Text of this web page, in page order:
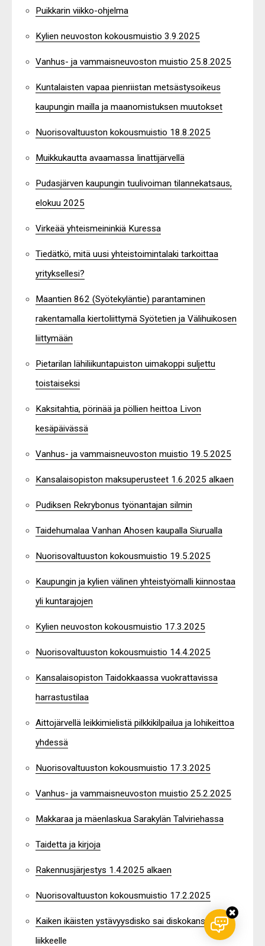
Puikkarin viikko-ohjelma
Kylien neuvoston kokousmuistio 3.9.2025
Vanhus- ja vammaisneuvoston muistio 25.8.2025
Kuntalaisten vapaa pienriistan metsästysoikeus
kaupungin mailla ja maanomistuksen muutokset
Nuorisovaltuuston kokousmuistio 18.8.2025
Muikkukautta avaamassa Iinattijärvellä
Pudasjärven kaupungin tuulivoiman tilannekatsaus,
elokuu 2025
Virkeää yhteismeininkiä Kuressa
Tiedätkö, mitä uusi yhteistoimintalaki tarkoittaa
yrityksellesi?
Maantien 862 (Syötekyläntie) parantaminen
rakentamalla kiertoliittymä Syötetien ja Välihuikosen
liittymään
Pietarilan lähiliikuntapuiston uimakoppi suljettu
toistaiseksi
Kaksitahtia, pörinää ja pöllien heittoa Livon
kesäpäivässä
Vanhus- ja vammaisneuvoston muistio 19.5.2025
Kansalaisopiston maksuperusteet 1.6.2025 alkaen
Pudiksen Rekrybonus työnantajan silmin
Taidehumalaa Vanhan Ahosen kaupalla Siurualla
Nuorisovaltuuston kokousmuistio 19.5.2025
Kaupungin ja kylien välinen yhteistyömalli kiinnostaa
yli kuntarajojen
Kylien neuvoston kokousmuistio 17.3.2025
Nuorisovaltuuston kokousmuistio 14.4.2025
Kansalaisopiston Taidokkaassa vuokrattavissa
harrastustilaa
Aittojärvellä leikkimielistä pilkkikilpailua ja lohikeittoa
yhdessä
Nuorisovaltuuston kokousmuistio 17.3.2025
Vanhus- ja vammaisneuvoston muistio 25.2.2025
Makkaraa ja mäenlaskua Sarakylän Talviriehassa
Taidetta ja kirjoja
Rakennusjärjestys 1.4.2025 alkaen
Nuorisovaltuuston kokousmuistio 17.2.2025
Kaiken ikäisten ystävyysdisko sai diskokansan
liikkeelle